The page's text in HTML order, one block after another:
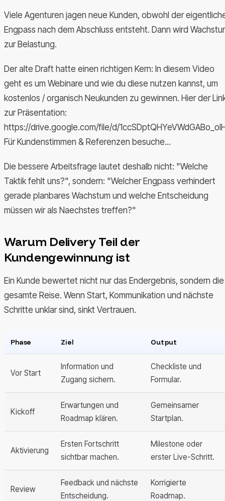
Viele Agenturen jagen neue Kunden, obwohl der
Engpass nach dem Abschluss entsteht. Dann wird
zur Belastung.
Der alte Draft hatte einen richtigen Kern: In diesem Video
geht es um Webinare und wie du diese nutzen kannst, um
kostenlos / organisch Neukunden zu gewinnen. Hier der
zur Präsentation:
https://drive.google.com/file/d/
Für Kundenstimmen & Referenzen besuche...
Die bessere Arbeitsfrage lautet deshalb nicht: "Welche
Taktik fehlt uns?", sondern: "Welcher Engpass verhindert
gerade planbares Wachstum und welche Entscheidung
müssen wir als Naechstes treffen?"
Warum Delivery Teil der
Kundengewinnung ist
Ein Kunde bewertet nicht nur das Endergebnis, sondern die
gesamte Reise. Wenn Start, Kommunikation und nächste
Schritte unklar sind, sinkt Vertrauen.
Phase Ziel Output
Vor Start
Information und
Zugang sichern.
Checkliste und
Formular.
Kickoff
Erwartungen und
Roadmap klären.
Gemeinsamer
Startplan.
Aktivierung
Ersten Fortschritt
sichtbar machen.
Milestone oder
erster Live-Schritt.
Review
Feedback und nächste
Entscheidung.
Korrigierte
Roadmap.